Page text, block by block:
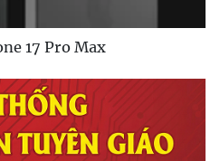
17 Pro Max